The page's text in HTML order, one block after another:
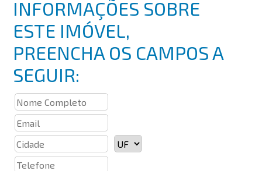
INFORMAÇÕES SOBRE
ESTE IMÓVEL,
PREENCHA OS CAMPOS A
SEGUIR: